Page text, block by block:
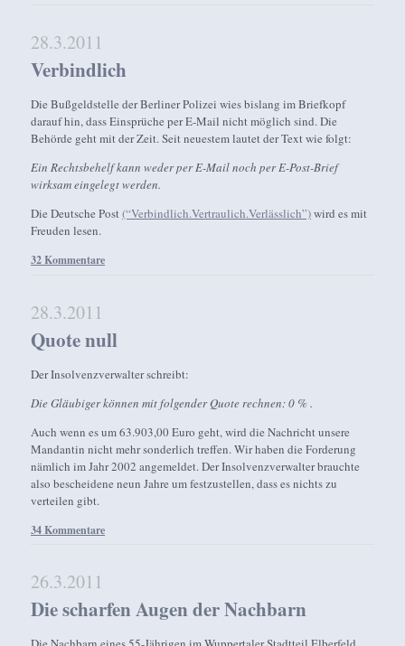
28.3.2011
Verbindlich
Die Bußgeldstelle der Berliner Polizei wies bislang im Briefkopf
darauf hin, dass Einsprüche per E-Mail nicht möglich sind. Die
Behörde geht mit der Zeit. Seit neuestem lautet der Text wie folgt:
Ein Rechtsbehelf kann weder per E-Mail noch per E-Post-Brief
wirksam eingelegt werden.
Die Deutsche Post(“Verbindlich.Vertraulich.Verlässlich”)wird es mit
Freuden lesen.
32 Kommentare
28.3.2011
Quote null
Der Insolvenzverwalter schreibt:
Die Gläubiger können mit folgender Quote rechnen: 0 % .
Auch wenn es um 63.903,00 Euro geht, wird die Nachricht unsere
Mandantin nicht mehr sonderlich treffen. Wir haben die Forderung
nämlich im Jahr 2002 angemeldet. Der Insolvenzverwalter brauchte
also bescheidene neun Jahre um festzustellen, dass es nichts zu
verteilen gibt.
34 Kommentare
26.3.2011
Die scharfen Augen der Nachbarn